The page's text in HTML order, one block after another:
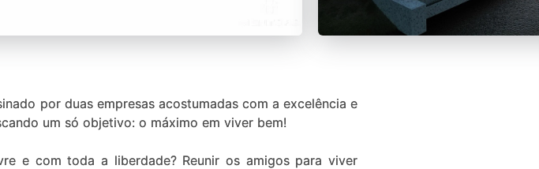
por duas empresas acostumadas com a excelência e
um só objetivo: o máximo em viver bem!
e com toda a liberdade? Reunir os amigos para viver